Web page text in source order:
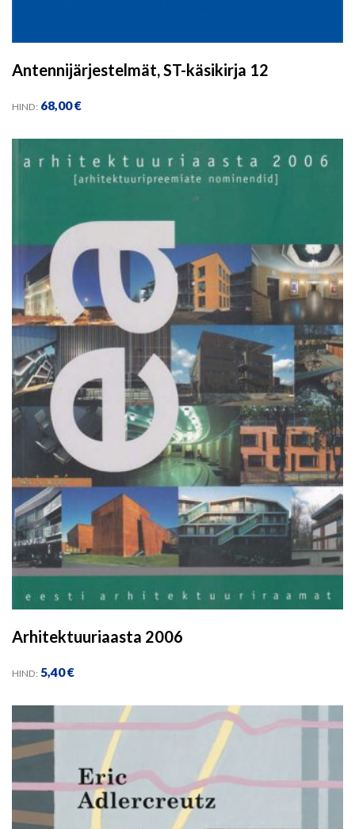
Antennijärjestelmät, ST-käsikirja 12
HIND: 68,00€
Arhitektuuriaasta 2006
HIND: 5,40€